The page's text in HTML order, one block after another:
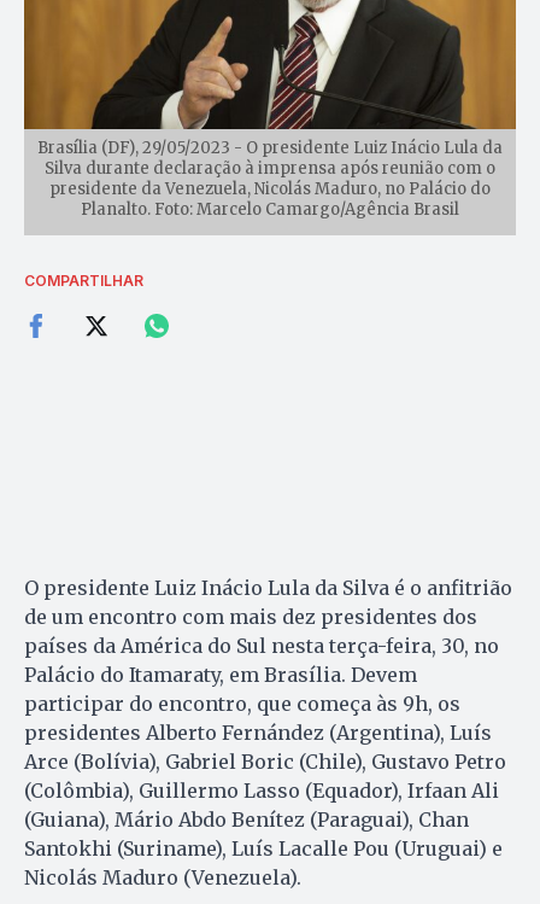
Brasília (DF), 29/05/2023 - O presidente Luiz Inácio Lula da
Silva durante declaração à imprensa após reunião com o
presidente da Venezuela, Nicolás Maduro, no Palácio do
Planalto. Foto: Marcelo Camargo/Agência Brasil
COMPARTILHAR
O presidente Luiz Inácio Lula da Silva é o anfitrião
de um encontro com mais dez presidentes dos
países da América do Sul nesta terça-feira, 30, no
Palácio do Itamaraty, em Brasília. Devem
participar do encontro, que começa às 9h, os
presidentes Alberto Fernández (Argentina), Luís
Arce (Bolívia), Gabriel Boric (Chile), Gustavo Petro
(Colômbia), Guillermo Lasso (Equador), Irfaan Ali
(Guiana), Mário Abdo Benítez (Paraguai), Chan
Santokhi (Suriname), Luís Lacalle Pou (Uruguai) e
Nicolás Maduro (Venezuela).